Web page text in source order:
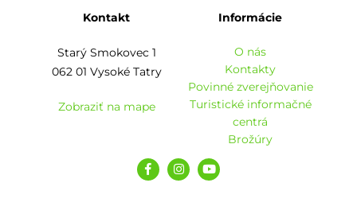
Kontakt
Starý Smokovec 1
062 01 Vysoké Tatry
Zobraziť na mape
Informácie
O nás
Kontakty
Povinné zverejňovanie
Turistické informačné
centrá
Brožúry